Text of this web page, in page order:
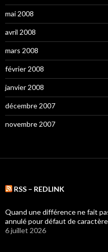
mai 2008
avril 2008
mars 2008
février 2008
janvier 2008
décembre 2007
novembre 2007
RSS – REDLINK
Quand une différence ne fait
annulé pour défaut de
6 juillet 2026